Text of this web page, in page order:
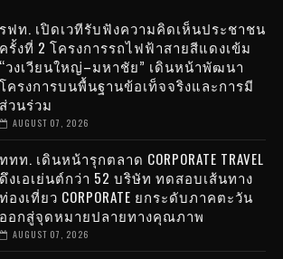
รฟท. เปิดเวทีรับฟังความคิดเห็นประชาชน
ครั้งที่ 2 โครงการรถไฟฟ้าสายสีแดงเข้ม
“วงเวียนใหญ่–มหาชัย” เดินหน้าพัฒนา
โครงการบนพื้นฐานข้อเท็จจริงและการมี
ส่วนร่วม
AUGUST 07, 2026
ททท. เดินหน้ารุกตลาด CORPORATE TRAVEL
ดึงเอเย่นต์กว่า 52 บริษัท ทดสอบเส้นทาง
ท่องเที่ยว CORPORATE ยกระดับภาคตะวัน
ออกสู่จุดหมายปลายทางคุณภาพ
AUGUST 07, 2026